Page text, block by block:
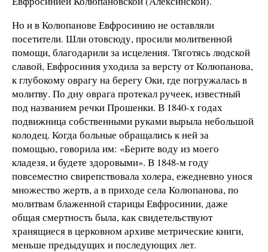
Но и в Колюпанове Евфросинию не оставляли
посетители. Шли отовсюду, просили молитвенной
помощи, благодарили за исцеления. Тяготясь людской
славой, Евфросиния уходила за версту от Колюпанова,
к глубокому оврагу на берегу Оки, где погружалась в
молитву. По дну оврага протекал ручеек, известный
под названием речки Прошенки. В 1840-х годах
подвижница собственными руками вырыла небольшой
колодец. Когда больные обращались к ней за
помощью, говорила им: «Берите воду из моего
кладезя, и будете здоровыми». В 1848-м году
повсеместно свирепствовала холера, ежедневно унося
множество жертв, а в приходе села Колюпанова, по
молитвам блаженной старицы Евфросинии, даже
общая смертность была, как свидетельствуют
хранящиеся в церковном архиве метрические книги,
меньше предыдущих и последующих лет.